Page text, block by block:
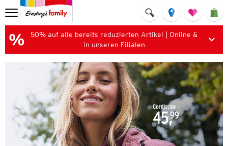
50% auf alle bereits reduzierten Artikel | Online &
in unseren Filialen